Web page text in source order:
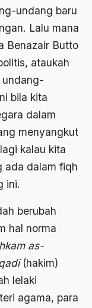
undang baru
Lalu mana
Benazair Butto
ataukah
undang-
bila kita
dalam
menyangkut
kalau kita
ada dalam fiqh
ini.
berubah
hal norma
as-
(hakim)
lelaki
agama, para